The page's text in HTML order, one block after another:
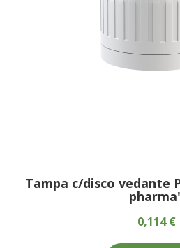
Tampa c/disco vedante
0,114 €